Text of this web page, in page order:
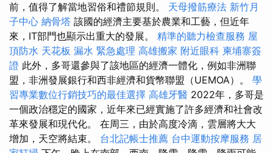
前，值得了解當地習俗和禮節規則。 天母撥筋療法 新竹月
子中心 納骨塔 該國的經濟主要基於農業和工藝，但近年
來，IT部門也顯示出重大的發展。 精準的聽力檢查服務 屋
頂防水 天花板 漏水 緊急處理 高雄搬家 附近眼科 柬埔寨簽
證 此外，多哥還參與了該地區的經濟一體化，例如非洲聯
盟，非洲發展銀行和西非經濟和貨幣聯盟（UEMOA）。 學
習專業數位行銷技巧的最佳選擇 高雄牙醫 2022年，多哥是
一個政治穩定的國家，近年來已經實施了許多經濟和社會改
革來發展和現代化。 在周三，由於高度冷滴，雲層將大大
增加，天空將結束。 台北記帳士推薦 台中運動按摩服務 居